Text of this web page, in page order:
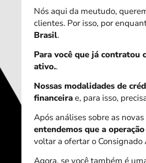
Nós aqui da meutudo,
clientes. Por isso, por
Brasil.
Para você que já contratou
ativo..
Nossas modalidades de
financeirae, para isso,
Após análises sobre as
entendemos que a
voltar a ofertar o Consignado
para simular e
Brasile
senha.